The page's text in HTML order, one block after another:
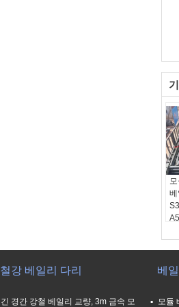
베
철강 베일리 다리
긴 경간 강철 베일리 교량, 3m 금속 모
베
모듈